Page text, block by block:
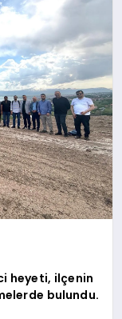
heyeti, ilçenin
bulundu.